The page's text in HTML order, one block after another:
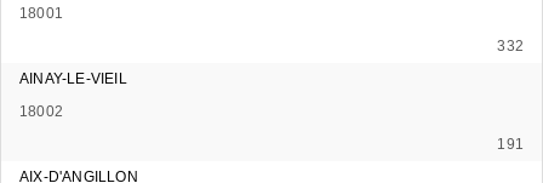
18001
332
AINAY-LE-VIEIL
18002
191
AIX-D'ANGILLON